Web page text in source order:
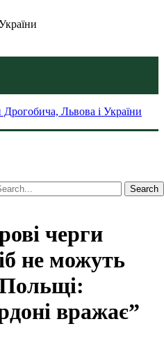
Львова і України
черги
не можуть
вражає”